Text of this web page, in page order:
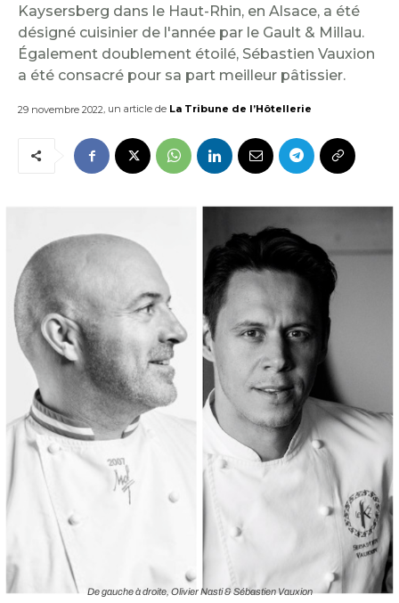
Kaysersberg dans le Haut-Rhin, en Alsace, a été
désigné cuisinier de l'année par le Gault & Millau.
Également doublement étoilé, Sébastien Vauxion
a été consacré pour sa part meilleur pâtissier.
29 novembre 2022, un article de La Tribune de l’Hôtellerie
De gauche à droite, Olivier Nasti & Sébastien Vauxion